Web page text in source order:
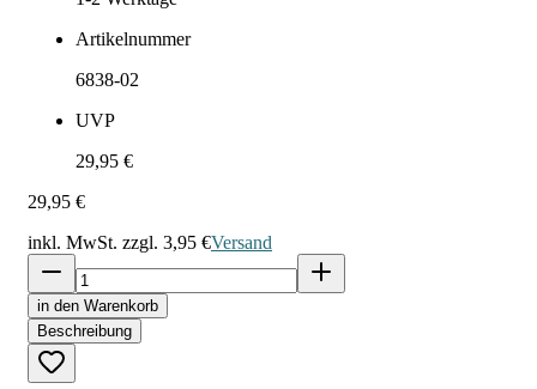
Artikelnummer
6838-02
UVP
29,95 €
29,95 €
inkl. MwSt. zzgl. 3,95 €Versand
in den Warenkorb
Beschreibung